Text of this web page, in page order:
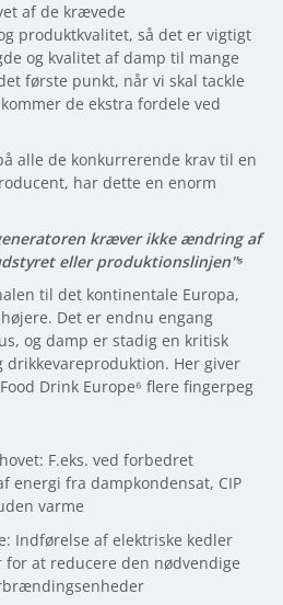
af de krævede
produktkvalitet, så det er vigtigt
og kvalitet af damp til mange
første punkt, når vi skal tackle
de ekstra fordele ved
alle de konkurrerende krav til en
har dette en enorm
kræver ikke ændring af
eller produktionslinjen"⁵
til det kontinentale Europa,
Det er endnu engang
og damp er stadig en kritisk
drikkevareproduktion. Her giver
Drink Europe⁶ flere fingerpeg
F.eks. ved forbedret
energi fra dampkondensat, CIP
varme
Indførelse af elektriske kedler
at reducere den nødvendige